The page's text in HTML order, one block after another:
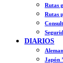
Rutas
Rutas
DIARIOS
Japón